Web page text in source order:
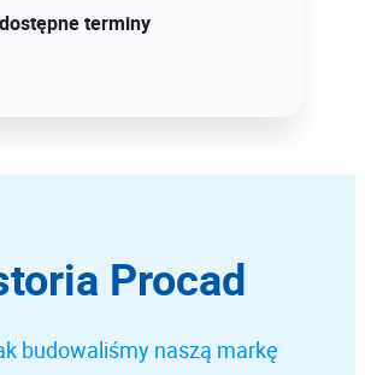
terminy
Procad
budowaliśmy naszą markę